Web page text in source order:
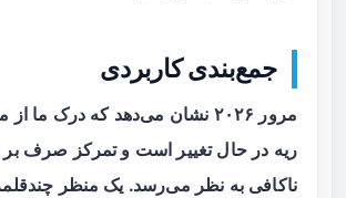
جمع‌بندی کاربردی
مرور ۲۰۲۶ نشان می‌دهد که درک ما
ریه در حال تغییر است و تمرکز صرف بر
ناکافی به نظر می‌رسد. یک منظر